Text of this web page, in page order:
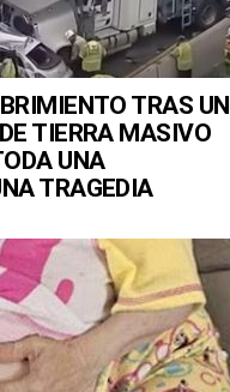
TRAS UN
TIERRA MASIVO
UNA
TRAGEDIA